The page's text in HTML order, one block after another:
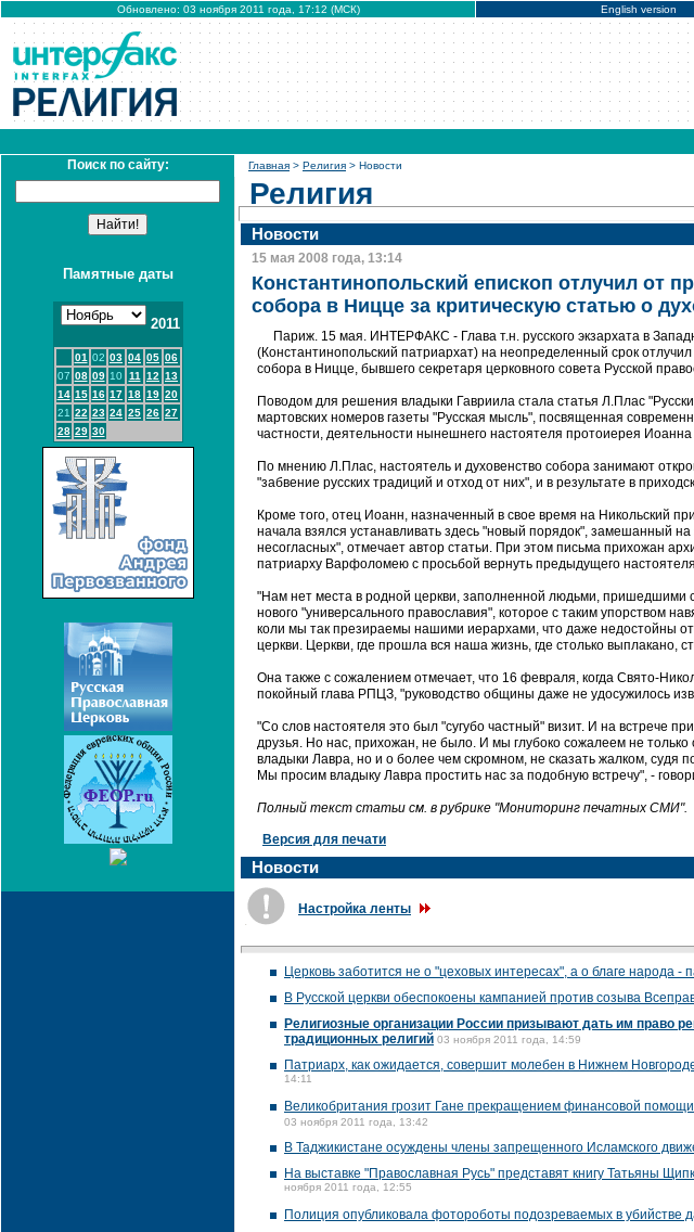
Обновлено: 03 ноября 2011 года, 17:12 (МСК) English version
Поиск по сайту:
Памятные даты
2011
01 02 03 04 05 06
07 08 09 10 11 12 13
14 15 16 17 18 19 20
21 22 23 24 25 26 27
28 29 30
Главная > Религия > Новости
Религия
Новости
15 мая 2008 года, 13:14
Константинопольский епископ отлучил от
собора в Ницце за критическую статью о
Париж. 15 мая. ИНТЕРФАКС - Глава т.н. русского экзархата в
(Константинопольский патриархат) на неопределенный срок
собора в Ницце, бывшего секретаря церковного совета Русской
Поводом для решения владыки Гавриила стала статья Л.Плас
мартовских номеров газеты "Русская мысль", посвященная
частности, деятельности нынешнего настоятеля протоиерея
По мнению Л.Плас, настоятель и духовенство собора занимают
"забвение русских традиций и отход от них", и в результате в
Кроме того, отец Иоанн, назначенный в свое время на Никольский
начала взялся устанавливать здесь "новый порядок", замешанный на
несогласных", отмечает автор статьи. При этом письма прихожан
патриарху Варфоломею с просьбой вернуть предыдущего
"Нам нет места в родной церкви, заполненной людьми, пришедшими
нового "универсального православия", которое с таким упорством
коли мы так презираемы нашими иерархами, что даже недостойны
церкви. Церкви, где прошла вся наша жизнь, где столько выплакано,
Она также с сожалением отмечает, что 16 февраля, когда Свято-
покойный глава РПЦЗ, "руководство общины даже не удосужилось
"Со слов настоятеля это был "сугубо частный" визит. И на встрече
друзья. Но нас, прихожан, не было. И мы глубоко сожалеем не только
владыки Лавра, но и о более чем скромном, не сказать жалком, судя
Мы просим владыку Лавра простить нас за подобную встречу", -
Полный текст статьи см. в рубрике "Мониторинг печатных СМИ".
Версия для печати
Новости
.
Настройка ленты
Церковь заботится не о "цеховых интересах", а о благе народа -
В Русской церкви обеспокоены кампанией против созыва
Религиозные организации России призывают дать им право
традиционных религий 03 ноября 2011 года, 14:59
Патриарх, как ожидается, совершит молебен в Нижнем
14:11
Великобритания грозит Гане прекращением финансовой
03 ноября 2011 года, 13:42
В Таджикистане осуждены члены запрещенного Исламского
На выставке "Православная Русь" представят книгу Татьяны
ноября 2011 года, 12:55
Полиция опубликовала фотороботы подозреваемых в убийстве